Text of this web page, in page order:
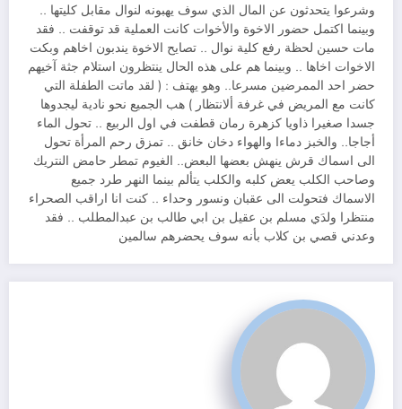
وشرعوا يتحدثون عن المال الذي سوف يهبونه لنوال مقابل كليتها ..
وبينما اكتمل حضور الاخوة والأخوات كانت العملية قد توقفت .. فقد
مات حسين لحظة رفع كلية نوال .. تصايح الاخوة يندبون اخاهم وبكت
الاخوات اخاها .. وبينما هم على هذه الحال ينتظرون استلام جثة آخيهم
حضر احد الممرضين مسرعا.. وهو يهتف : ( لقد ماتت الطفلة التي
كانت مع المريض في غرفة ألانتظار ) هب الجميع نحو نادية ليجدوها
جسدا صغيرا ذاويا كزهرة رمان قطفت في اول الربيع .. تحول الماء
أجاجا.. والخبز دماءا والهواء دخان خانق .. تمزق رحم المرأة تحول
الى اسماك قرش ينهش بعضها البعض.. الغيوم تمطر حامض النتريك
وصاحب الكلب يعض كلبه والكلب يتألم بينما النهر طرد جميع
الاسماك فتحولت الى عقبان ونسور وحداء .. كنت انا اراقب الصحراء
منتظرا ولدَي مسلم بن عقيل بن ابي طالب بن عبدالمطلب .. فقد
وعدني قصي بن كلاب بأنه سوف يحضرهم سالمين